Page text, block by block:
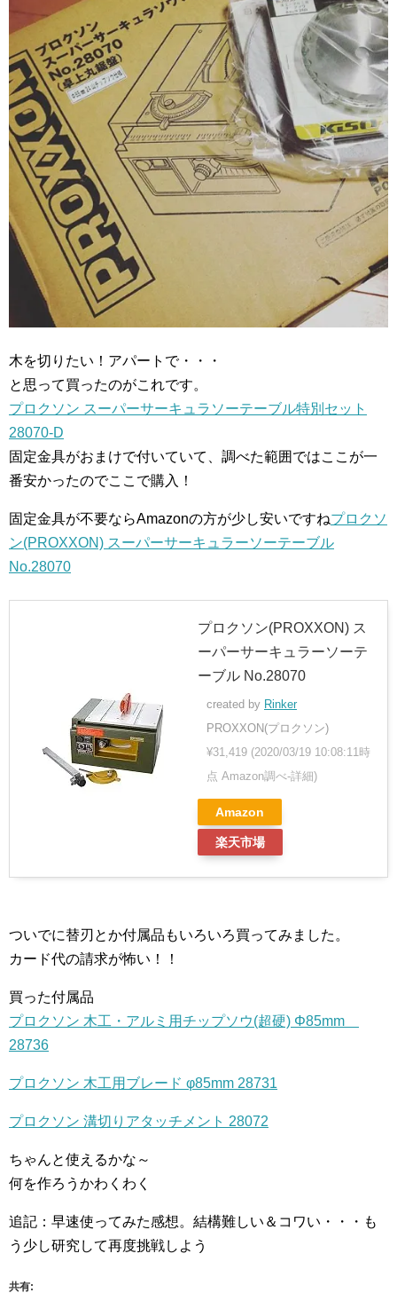
木を切りたい！アパートで・・・
と思って買ったのがこれです。
プロクソン スーパーサーキュラソーテーブル特別セット
28070-D
固定金具がおまけで付いていて、調べた範囲ではここが一
番安かったのでここで購入！
固定金具が不要ならAmazonの方が少し安いですねプロクソ
ン(PROXXON) スーパーサーキュラーソーテーブル
No.28070
プロクソン(PROXXON) ス
ーパーサーキュラーソーテ
ーブル No.28070
created by Rinker
PROXXON(プロクソン)
¥31,419 (2020/03/19 10:08:11時
点 Amazon調べ-詳細)
Amazon
楽天市場
ついでに替刃とか付属品もいろいろ買ってみました。
カード代の請求が怖い！！
買った付属品
プロクソン 木工・アルミ用チップソウ(超硬) Φ85mm
28736
プロクソン 木工用ブレード φ85mm 28731
プロクソン 溝切りアタッチメント 28072
ちゃんと使えるかな～
何を作ろうかわくわく
追記：早速使ってみた感想。結構難しい＆コワい・・・も
う少し研究して再度挑戦しよう
共有: